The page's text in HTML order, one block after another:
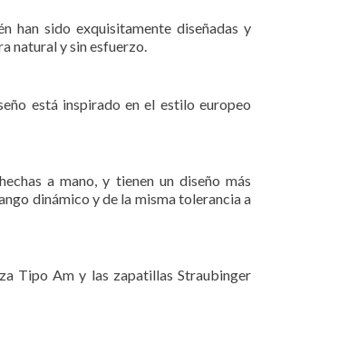
han sido exquisitamente diseñadas y
natural y sin esfuerzo.
está inspirado en el estilo europeo
a mano, y tienen un diseño más
dinámico y de la misma tolerancia a
Tipo Am y las zapatillas Straubinger